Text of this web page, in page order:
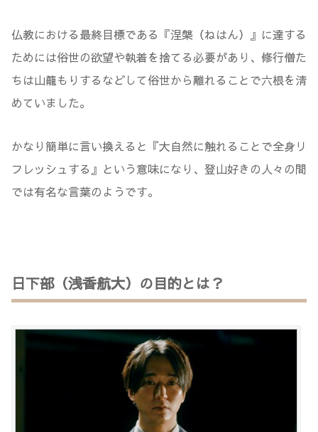
仏教における最終目標である『涅槃（ねはん）』に達する
ためには俗世の欲望や執着を捨てる必要があり、修行僧た
ちは山籠もりするなどして俗世から離れることで六根を清
めていました。
かなり簡単に言い換えると『大自然に触れることで全身リ
フレッシュする』という意味になり、登山好きの人々の間
では有名な言葉のようです。
日下部（浅香航大）の目的とは？